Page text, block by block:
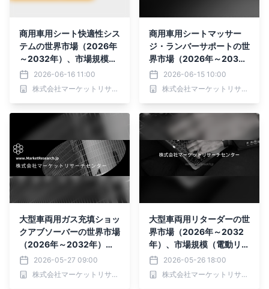
商用車用シート快適性シス
テムの世界市場（2026年
～2032年）、市場規模
（加熱システム、換気シス
テム、腰部サポートシステ
ム、マッサージシステ
2026-06-16 11:00
株式会社マーケットリサーチセンター
商用車用シートマッサー
ジ・ランバーサポートの世
界市場（2026年～2032
年）、市場規模（空気圧、
電動）・分析レポートを発
表
2026-06-15 10:00
株式会社マーケットリサーチセンター
大型車両用ガス充填ショッ
クアブソーバーの世界市場
（2026年～2032年）、
市場規模（膜ばね、ハイブ
リッドばね、スリーブスプ
リング、カプセルスプリン
2026-05-27 09:00
株式会社マーケットリサーチセンター
大型車両用リターダーの世
界市場（2026年～2032
年）、市場規模（電動リタ
ーダー、油圧リターダ
ー）・分析レポートを発表
2026-05-26 18:00
株式会社マーケットリサーチセンター